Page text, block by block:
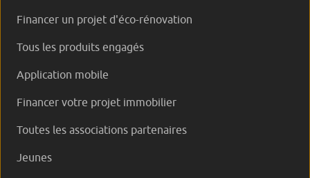
Financer un projet d'éco-rénovation
Tous les produits engagés
Application mobile
Financer votre projet immobilier
Toutes les associations partenaires
Jeunes